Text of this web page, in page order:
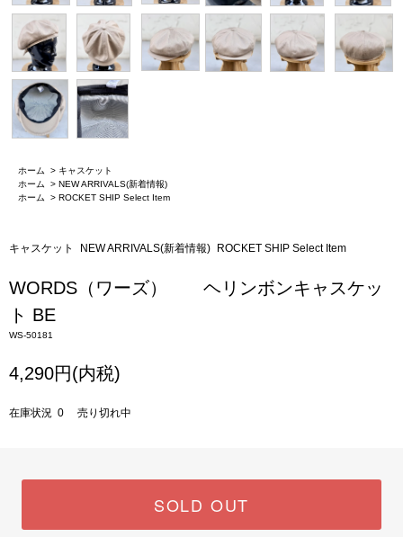
ホーム > キャスケット
ホーム
> NEW ARRIVALS(新着情報)
ホーム
> ROCKET SHIP Select Item
キャスケット NEW ARRIVALS(新着情報) ROCKET SHIP Select Item
WORDS（ワーズ） ヘリンボンキャスケッ
ト BE
WS-50181
4,290円(内税)
在庫状況 0 売り切れ中
SOLD OUT